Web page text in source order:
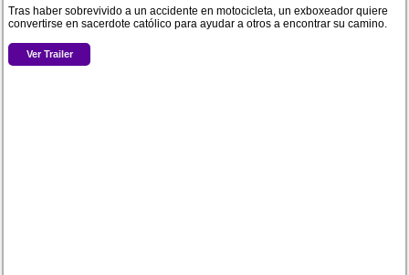
Tras haber sobrevivido a un accidente en motocicleta, un exboxeador quiere
convertirse en sacerdote católico para ayudar a otros a encontrar su camino.
Ver Trailer